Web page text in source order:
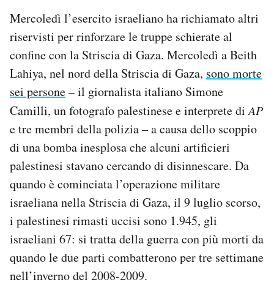
Mercoledì l’esercito israeliano ha richiamato altri
riservisti per rinforzare le truppe schierate al
confine con la Striscia di Gaza. Mercoledì a Beith
Lahiya, nel nord della Striscia di Gaza, sono morte
sei persone– il giornalista italiano Simone
Camilli, un fotografo palestinese e interprete diAP
e tre membri della polizia – a causa dello scoppio
di una bomba inesplosa che alcuni artificieri
palestinesi stavano cercando di disinnescare. Da
quando è cominciata l’operazione militare
israeliana nella Striscia di Gaza, il 9 luglio scorso,
i palestinesi rimasti uccisi sono 1.945, gli
israeliani 67: si tratta della guerra con più morti da
quando le due parti combatterono per tre settimane
nell’inverno del 2008-2009.